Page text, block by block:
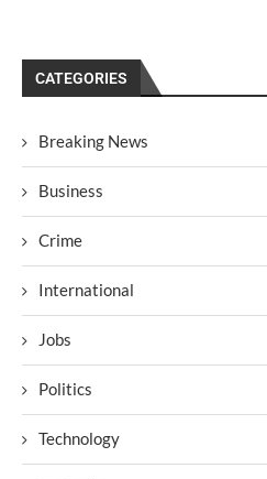
CATEGORIES
Breaking News
Business
Crime
International
Jobs
Politics
Technology